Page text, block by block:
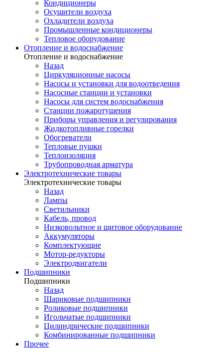
Кондиционеры
Осушители воздуха
Охладители воздуха
Промышленные кондиционеры
Тепловое оборудование
Отопление и водоснабжение
Отопление и водоснабжение
Назад
Циркуляционные насосы
Насосы и установки для водоотведения
Насосные станции и установки
Насосы для систем водоснабжения
Станции пожаротушения
Приборы управления и регулирования
Жидкотопливные горелки
Обогреватели
Тепловые пушки
Теплоизоляция
Трубопроводная арматура
Электротехнические товары
Электротехнические товары
Назад
Лампы
Светильники
Кабель, провод
Низковольтное и щитовое оборудование
Аккумуляторы
Комплектующие
Мотор-редукторы
Электродвигатели
Подшипники
Подшипники
Назад
Шариковые подшипники
Роликовые подшипники
Игольчатые подшипники
Цилиндрические подшипники
Комбинированные подшипники
Прочее